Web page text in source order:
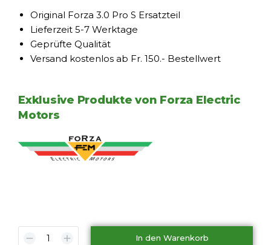
Original Forza 3.0 Pro S Ersatzteil
Lieferzeit 5-7 Werktage
Geprüfte Qualität
Versand kostenlos ab Fr. 150.- Bestellwert
Exklusive Produkte von Forza Electric
Motors
In den Warenkorb